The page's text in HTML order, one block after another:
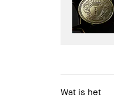
Wat is het